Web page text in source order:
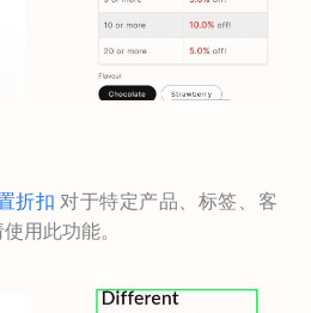
折扣 对于特定产品、标签、客
用此功能。